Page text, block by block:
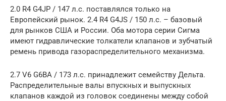
2.0 R4 G4JP / 147 л.с. поставлялся только на
Европейский рынок. 2.4 R4 G4JS / 150 л.с. – базовый
для рынков США и России. Оба мотора серии Сигма
имеют гидравлические толкатели клапанов и зубчатый
ремень привода газораспределительного механизма.
2.7 V6 G6BA / 173 л.с. принадлежит семейству Дельта.
Распределительные валы впускных и выпускных
клапанов каждой из головок соединены между собой